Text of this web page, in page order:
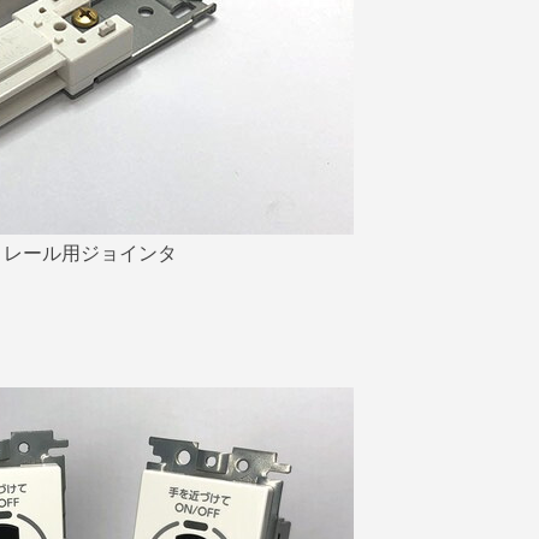
ール用ジョインタ